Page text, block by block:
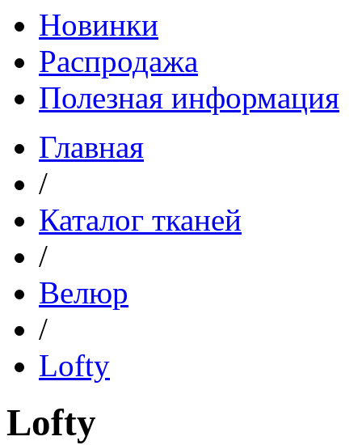
Новинки
Распродажа
Полезная информация
Главная
/
Каталог тканей
/
Велюр
/
Lofty
Lofty